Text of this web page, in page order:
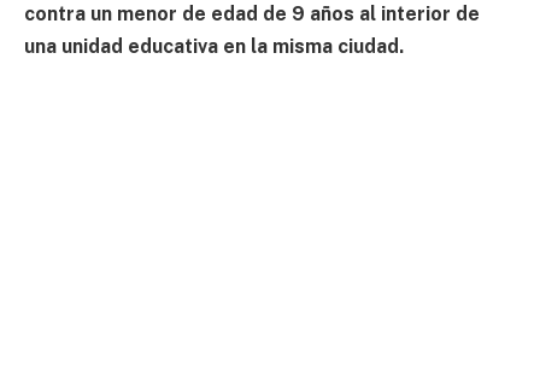
contra un menor de edad de 9 años al interior de
una unidad educativa en la misma ciudad.